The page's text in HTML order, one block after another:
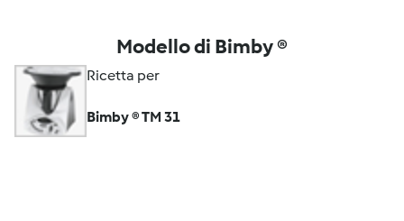
Modello di Bimby ®
Ricetta per
Bimby ® TM 31